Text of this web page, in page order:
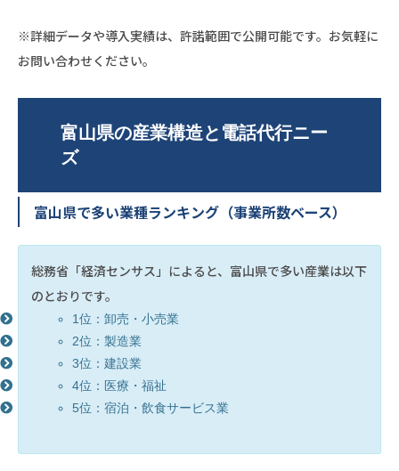
※詳細データや導入実績は、許諾範囲で公開可能です。お気軽に
お問い合わせください。
富山県の産業構造と電話代行ニー
ズ
富山県で多い業種ランキング（事業所数ベース）
総務省「経済センサス」によると、富山県で多い産業は以下
のとおりです。
1位：卸売・小売業
2位：製造業
3位：建設業
4位：医療・福祉
5位：宿泊・飲食サービス業